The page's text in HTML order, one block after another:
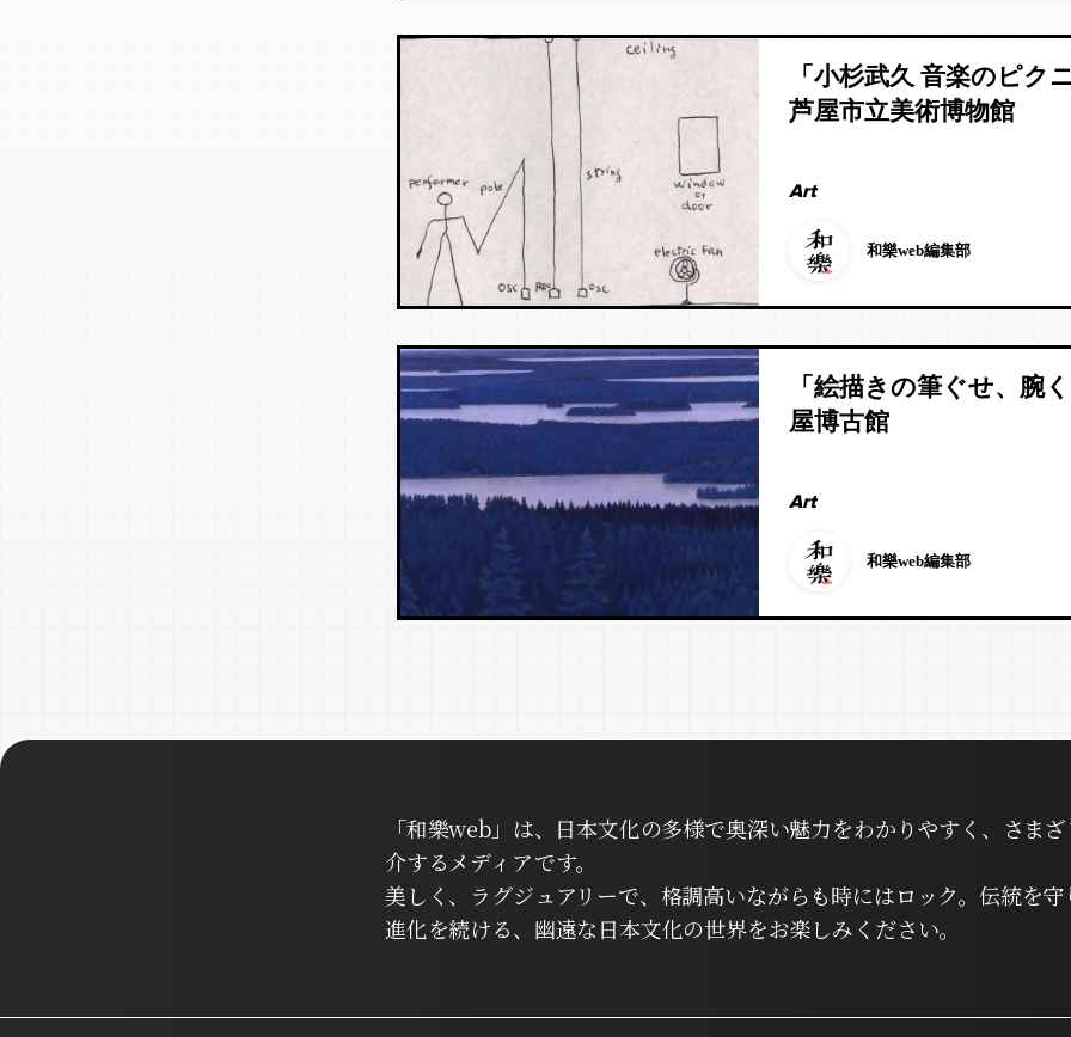
「小杉武久 音楽のピク
芦屋市立美術博物館
Art
和樂web編集部
「絵描きの筆ぐせ、腕
屋博古館
Art
和樂web編集部
「和樂web」は、日本文化の多様で奥深い魅力をわかりやすく、さま
介するメディアです。
美しく、ラグジュアリーで、格調高いながらも時にはロック。伝統を
進化を続ける、幽遠な日本文化の世界をお楽しみください。